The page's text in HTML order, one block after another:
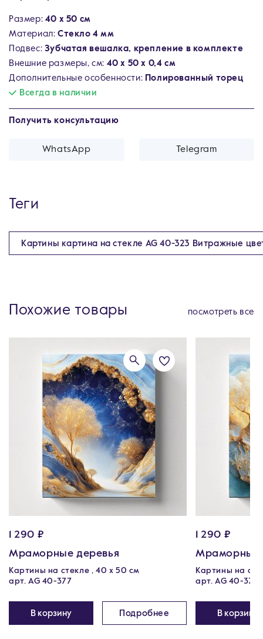
Размер: 40 х 50 см
Материал: Стекло 4 мм
Подвес: Зубчатая вешалка, крепление в комплекте
Внешние размеры, см: 40 х 50 х 0,4 см
Дополнительные особенности: Полированный торец
Всегда в наличии
Получить консультацию
WhatsApp Telegram
Теги
Картины картина на стекле AG 40-323 Витражные
Похожие товары посмотреть все
1 290 ₽
Мраморные деревья
Картины на стекле , 40 х 50 см
арт. AG 40-377
В корзину Подробнее
1 290 ₽
Мраморные
Картины на
арт. AG 40-376
В корзину